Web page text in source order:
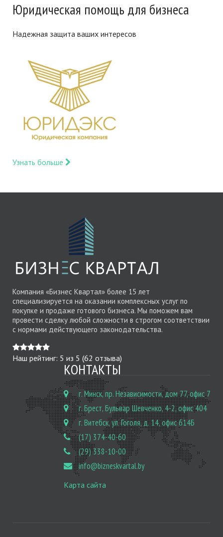
Юридическая помощь для бизнеса
Надежная защита ваших интересов
Узнать больше
Компания «Бизнес Квартал» более 15 лет
специализируется на оказании комплексных услуг по
покупке и продаже готового бизнеса. Мы поможем вам
провести сделку любой сложности в строгом соответствии
с нормами действующего законодательства.
Наш рейтинг: 5 из 5 (62 отзыва)
КОНТАКТЫ
г. Минск, пр. Независимости, дом 77, офис 7
г. Брест, Бульвар Шевченко, 4-2, офис 404
г. Витебск, ул. Гоголя, д. 14, офис 614Б
(17) 374-40-60
(29) 338-10-00
info@bizneskvartal.by
Карта сайта